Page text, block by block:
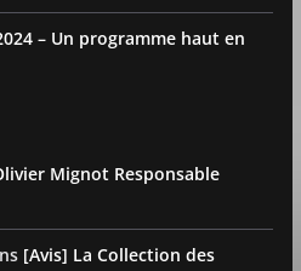
– Un programme haut en
Mignot Responsable
[Avis] La Collection des